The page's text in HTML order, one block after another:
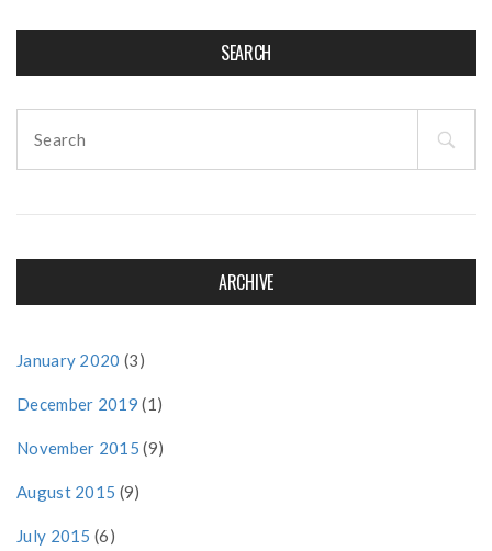
SEARCH
for:
ARCHIVE
January 2020 (3)
December 2019 (1)
November 2015 (9)
August 2015 (9)
July 2015 (6)